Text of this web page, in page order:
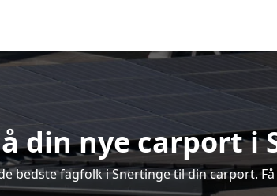
din nye carport i
bedste fagfolk i Snertinge til din carport.